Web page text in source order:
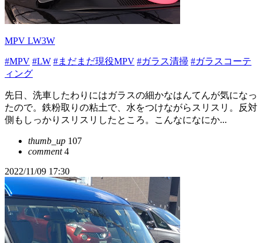
MPV LW3W
#MPV #LW #まだまだ現役MPV #ガラス清掃 #ガラスコーテ
ィング
先日、洗車したわりにはガラスの細かなはんてんが気になっ
たので。鉄粉取りの粘土で、水をつけながらスリスリ。反対
側もしっかりスリスリしたところ。こんなになにか...
thumb_up 107
comment4
2022/11/09 17:30